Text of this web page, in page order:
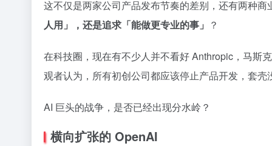
这不仅是两家公司产品发布节奏的差别，还有两种
人用」，还是追求「能做更专业的事」 ？
在科技圈，现在有不少人并不看好 Anthropic，马斯
观者认为，所有初创公司都应该停止产品开发，套壳
AI 巨头的战争，是否已经出现分水岭？
横向扩张的 OpenAI